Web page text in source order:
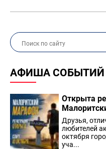
АФИША СОБЫТИЙ
Открыта
Друзья,
любителей
октября
уча...